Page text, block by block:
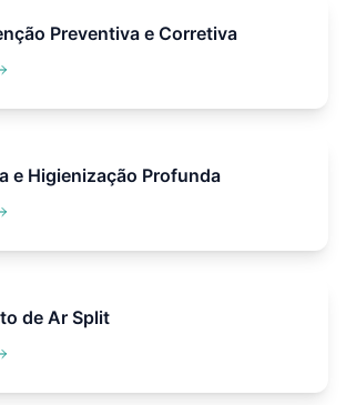
Preventiva e Corretiva
e Higienização Profunda
de Ar Split